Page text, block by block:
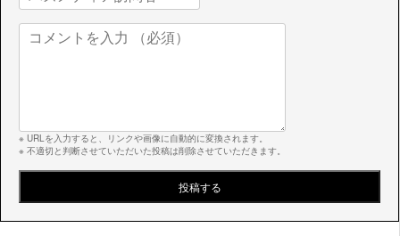
※ URLを入力すると、リンクや画像に自動的に変換されます。
※ 不適切と判断させていただいた投稿は削除させていただきます。